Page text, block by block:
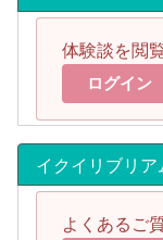
体験談を閲
ログイン
イクイリブリ
よくあるご